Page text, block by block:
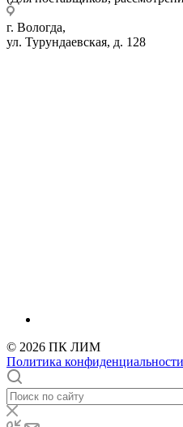
г. Вологда,
ул. Турундаевская, д. 128
© 2026 ПК ЛИМ
Политика конфиденциальности